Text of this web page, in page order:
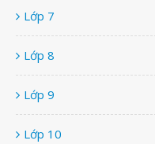
Lớp 7
Lớp 8
Lớp 9
Lớp 10